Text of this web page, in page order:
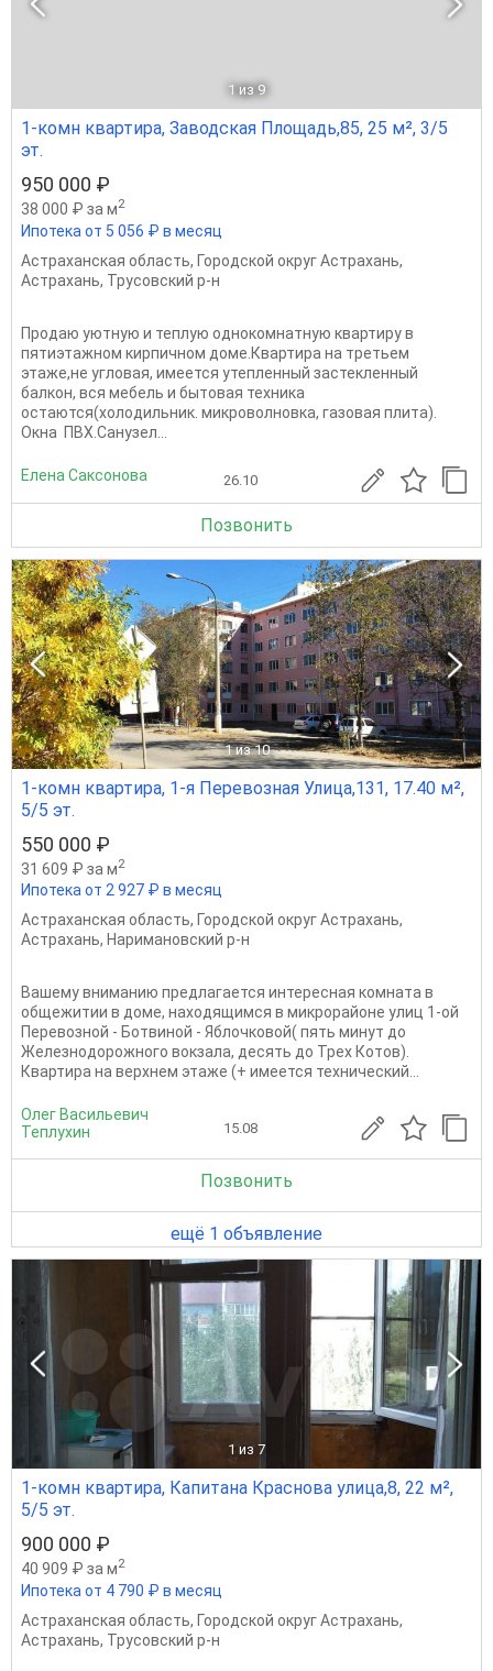
1 из 9
1-комн квартира, Заводская Площадь,85, 25 м², 3/5
эт.
950 000 ₽
38 000 ₽ за м2
Ипотека от 5 056 ₽ в месяц
Астраханская область, Городской округ Астрахань,
Астрахань, Трусовский р-н
Продаю уютную и теплую однокомнатную квартиру в
пятиэтажном кирпичном доме.Квартира на третьем
этаже,не угловая, имеется утепленный застекленный
балкон, вся мебель и бытовая техника
остаются(холодильник. микроволновка, газовая плита).
Окна ПВХ.Санузел...
Елена Саксонова 26.10
Позвонить
1 из 10
1-комн квартира, 1-я Перевозная Улица,131, 17.40 м²,
5/5 эт.
550 000 ₽
31 609 ₽ за м2
Ипотека от 2 927 ₽ в месяц
Астраханская область, Городской округ Астрахань,
Астрахань, Наримановский р-н
Вашему вниманию предлагается интересная комната в
общежитии в доме, находящимся в микрорайоне улиц 1-ой
Перевозной - Ботвиной - Яблочковой( пять минут до
Железнодорожного вокзала, десять до Трех Котов).
Квартира на верхнем этаже (+ имеется технический...
Олег Васильевич
Теплухин
15.08
Позвонить
ещё 1 объявление
1 из 7
1-комн квартира, Капитана Краснова улица,8, 22 м²,
5/5 эт.
900 000 ₽
40 909 ₽ за м2
Ипотека от 4 790 ₽ в месяц
Астраханская область, Городской округ Астрахань,
Астрахань, Трусовский р-н